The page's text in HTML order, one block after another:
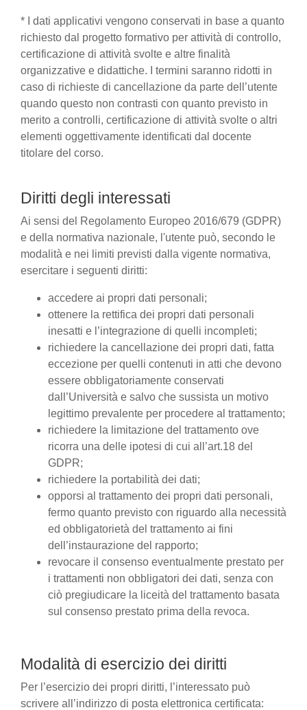
* I dati applicativi vengono conservati in base a quanto
richiesto dal progetto formativo per attività di controllo,
certificazione di attività svolte e altre finalità
organizzative e didattiche. I termini saranno ridotti in
caso di richieste di cancellazione da parte dell’utente
quando questo non contrasti con quanto previsto in
merito a controlli, certificazione di attività svolte o altri
elementi oggettivamente identificati dal docente
titolare del corso.
Diritti degli interessati
Ai sensi del Regolamento Europeo 2016/679 (GDPR)
e della normativa nazionale, l'utente può, secondo le
modalità e nei limiti previsti dalla vigente normativa,
esercitare i seguenti diritti:
accedere ai propri dati personali;
ottenere la rettifica dei propri dati personali
inesatti e l’integrazione di quelli incompleti;
richiedere la cancellazione dei propri dati, fatta
eccezione per quelli contenuti in atti che devono
essere obbligatoriamente conservati
dall’Università e salvo che sussista un motivo
legittimo prevalente per procedere al trattamento;
richiedere la limitazione del trattamento ove
ricorra una delle ipotesi di cui all’art.18 del
GDPR;
richiedere la portabilità dei dati;
opporsi al trattamento dei propri dati personali,
fermo quanto previsto con riguardo alla necessità
ed obbligatorietà del trattamento ai fini
dell’instaurazione del rapporto;
revocare il consenso eventualmente prestato per
i trattamenti non obbligatori dei dati, senza con
ciò pregiudicare la liceità del trattamento basata
sul consenso prestato prima della revoca.
Modalità di esercizio dei diritti
Per l’esercizio dei propri diritti, l’interessato può
scrivere all’indirizzo di posta elettronica certificata: